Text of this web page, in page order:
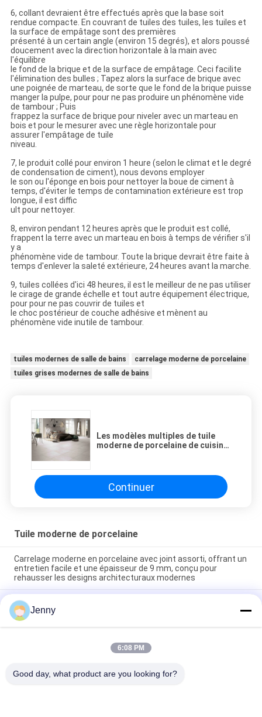
6, collant devraient être effectués après que la base soit
rendue compacte. En couvrant de tuiles des tuiles, les tuiles et
la surface de empâtage sont des premières
présenté à un certain angle (environ 15 degrés), et alors poussé
doucement avec la direction horizontale à la main avec
l'équilibre
le fond de la brique et de la surface de empâtage. Ceci facilite
l'élimination des bulles ; Tapez alors la surface de brique avec
une poignée de marteau, de sorte que le fond de la brique puisse
manger la pulpe, pour pour ne pas produire un phénomène vide
de tambour ; Puis
frappez la surface de brique pour niveler avec un marteau en
bois et pour le mesurer avec une règle horizontale pour
assurer l'empâtage de tuile
niveau.
7, le produit collé pour environ 1 heure (selon le climat et le degré
de condensation de ciment), nous devons employer
le son ou l'éponge en bois pour nettoyer la boue de ciment à
temps, d'éviter le temps de contamination extérieure est trop
longue, il est diffic
ult pour nettoyer.
8, environ pendant 12 heures après que le produit est collé,
frappent la terre avec un marteau en bois à temps de vérifier s'il
y a
phénomène vide de tambour. Toute la brique devrait être faite à
temps d'enlever la saleté extérieure, 24 heures avant la marche.
9, tuiles collées d'ici 48 heures, il est le meilleur de ne pas utiliser
le cirage de grande échelle et tout autre équipement électrique,
pour pour ne pas couvrir de tuiles et
le choc postérieur de couche adhésive et mènent au
phénomène vide inutile de tambour.
tuiles modernes de salle de bains
carrelage moderne de porcelaine
tuiles grises modernes de salle de bains
Les modèles multiples de tuile
moderne de porcelaine de cuisine
Continuer
Tuile moderne de porcelaine
Carrelage moderne en porcelaine avec joint assorti, offrant un
entretien facile et une épaisseur de 9 mm, conçu pour
rehausser les designs architecturaux modernes
Carrelage de sol moderne en porcelaine facile d'entretien,
texture lisse conçue pour offrir une surface élégante
résistante aux taches et à l'usure quotidienne
Installation flottante Carreaux de porcelaine modernes
intérieurs d'épaisseur de 9 mm Choix parfait Surface durable
Jenny
6:08 PM
Good day, what product are you looking for?